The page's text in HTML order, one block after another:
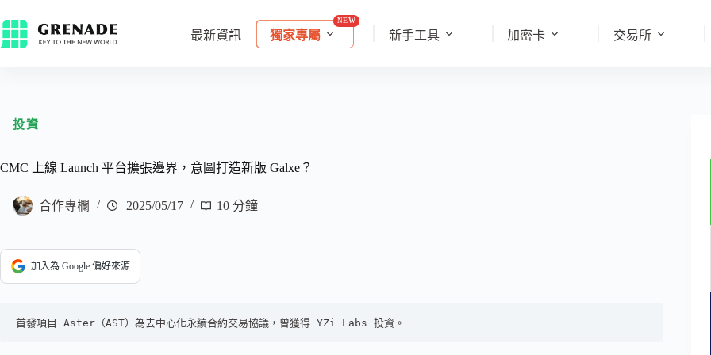
最新資訊 獨家專屬 新手工具 加密卡 交易所
投資
CMC 上線 Launch 平台擴張邊界，意圖打造新版 Galxe？
合作專欄 2025/05/17 10 分鐘
加入為 Google 偏好來源
首發項目 Aster（AST）為去中心化永續合約交易協議，曾獲得 YZi Labs 投資。